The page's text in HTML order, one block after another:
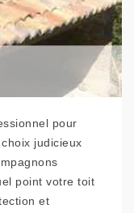
pour
judicieux
point votre toit
et